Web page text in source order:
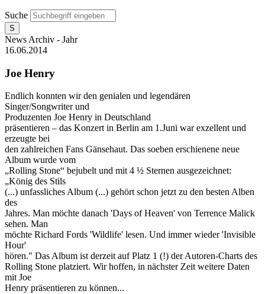
Suche
News Archiv - Jahr
16.06.2014
Joe Henry
Endlich konnten wir den genialen und legendären
Singer/Songwriter und
Produzenten Joe Henry in Deutschland
präsentieren – das Konzert in Berlin am 1.Juni war exzellent und
erzeugte bei
den zahlreichen Fans Gänsehaut. Das soeben erschienene neue
Album wurde vom
„Rolling Stone“ bejubelt und mit 4 ½ Sternen ausgezeichnet:
„König des Stils
(...) unfassliches Album (...) gehört schon jetzt zu den besten Alben
des
Jahres. Man möchte danach 'Days of Heaven' von Terrence Malick
sehen. Man
möchte Richard Fords 'Wildlife' lesen. Und immer wieder 'Invisible
Hour'
hören." Das Album ist derzeit auf Platz 1 (!) der Autoren-Charts des
Rolling Stone platziert. Wir hoffen, in nächster Zeit weitere Daten
mit Joe
Henry präsentieren zu können...